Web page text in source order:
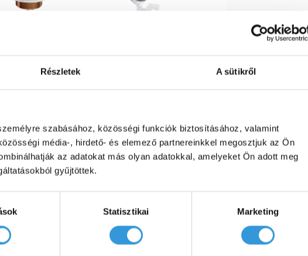
Részletek A sütikről
szabásához, közösségi funkciók biztosításához, valamint
média-, hirdető- és elemező partnereinkkel megosztjuk az Ön
az adatokat más olyan adatokkal, amelyeket Ön adott meg
gyűjtöttek.
Statisztikai Marketing
Hosszú automata le- és túlfolyó (80 cm)
Lefolyóhoz